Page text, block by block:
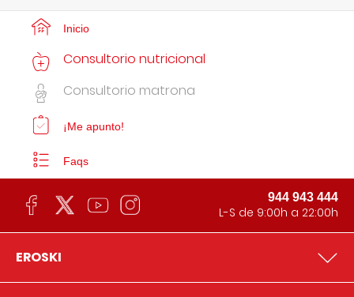
Inicio
Consultorio nutricional
Consultorio matrona
¡Me apunto!
Faqs
944 943 444
L-S de 9:00h a 22:00h
EROSKI